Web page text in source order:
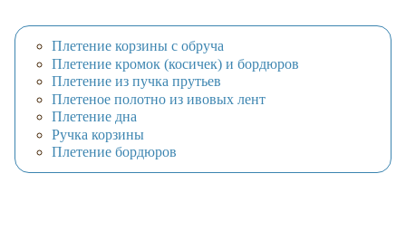
Плетение корзины с обруча
Плетение кромок (косичек) и бордюров
Плетение из пучка прутьев
Плетеное полотно из ивовых лент
Плетение дна
Ручка корзины
Плетение бордюров